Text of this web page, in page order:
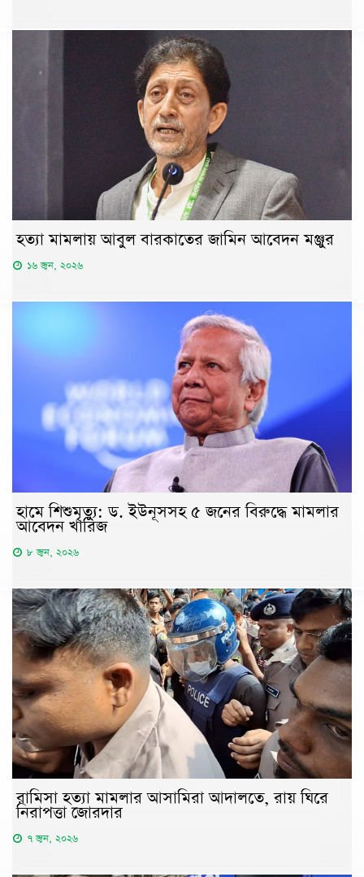
হত্যা মামলায় আবুল বারকাতের জামিন আবেদন মঞ্জুর
১৬ জুন, ২০২৬
হামে শিশুমৃত্যু: ড. ইউনূসসহ ৫ জনের বিরুদ্ধে মামলার
আবেদন খারিজ
৮ জুন, ২০২৬
রামিসা হত্যা মামলার আসামিরা আদালতে, রায় ঘিরে
নিরাপত্তা জোরদার
৭ জুন, ২০২৬